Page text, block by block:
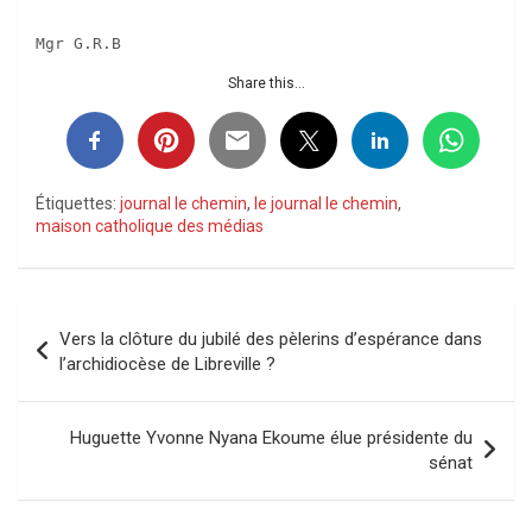
Mgr G.R.B
Share this...
Étiquettes: journal le chemin, le journal le chemin,
maison catholique des médias
de
l’article
Vers la clôture du jubilé des pèlerins d’espérance dans
l’archidiocèse de Libreville ?
Huguette Yvonne Nyana Ekoume élue présidente du
sénat